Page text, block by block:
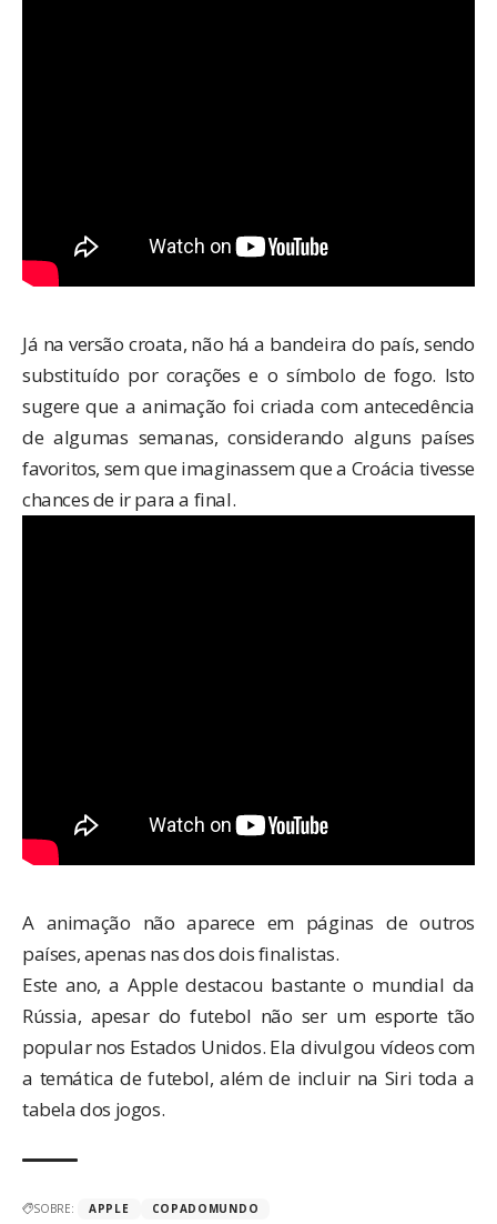
Já naversão croata, não há a bandeira do país, sendo
substituído por corações e o símbolo de fogo. Isto
sugere que a animação foi criada com antecedência
de algumas semanas, considerando alguns países
favoritos, sem que imaginassem que a Croácia tivesse
chances de ir para a final.
A animação não aparece em páginas de outros
países, apenas nas dos dois finalistas.
Este ano, a Apple destacou bastante o mundial da
Rússia, apesar do futebol não ser um esporte tão
popular nos Estados Unidos. Ela divulgou vídeos com
a temática de futebol, além de incluir na Siri toda a
tabela dos jogos.
SOBRE: APPLE COPADOMUNDO